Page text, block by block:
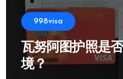
998visa
瓦努阿图护照是
境？